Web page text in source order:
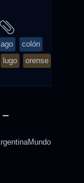
tagged
colón
lugo
orense